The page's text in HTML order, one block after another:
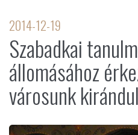
2014-12-19
Szabadkai
állomásához
városunk